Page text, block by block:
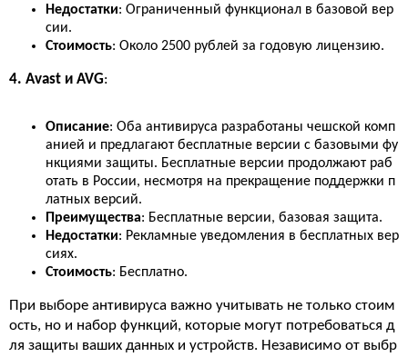
Недостатки: Ограниченный функционал в базовой вер
сии.
Стоимость: Около 2500 рублей за годовую лицензию.
4. Avast и AVG:
Описание: Оба антивируса разработаны чешской комп
анией и предлагают бесплатные версии с базовыми фу
нкциями защиты. Бесплатные версии продолжают раб
отать в России, несмотря на прекращение поддержки п
латных версий.
Преимущества: Бесплатные версии, базовая защита.
Недостатки: Рекламные уведомления в бесплатных вер
сиях.
Стоимость: Бесплатно.
При выборе антивируса важно учитывать не только стоим
ость, но и набор функций, которые могут потребоваться д
ля защиты ваших данных и устройств. Независимо от выбр